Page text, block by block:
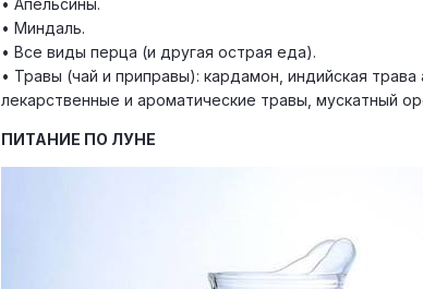
• Апельсины.
• Миндаль.
• Все виды перца (и другая острая еда).
• Травы (чай и приправы): кардамон, индийская
лекарственные и ароматические травы, мускатный
ПИТАНИЕ ПО ЛУНЕ